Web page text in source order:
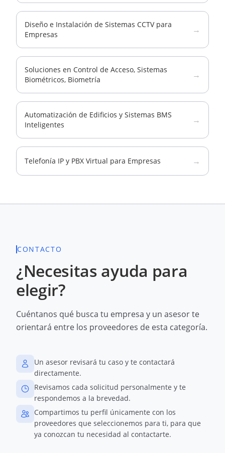
Diseño e Instalación de Sistemas CCTV para
Empresas
→
Soluciones en Control de Acceso, Sistemas
Biométricos, Biometría
→
Automatización de Edificios y Sistemas BMS
Inteligentes
→
Telefonía IP y PBX Virtual para Empresas →
CONTACTO
¿Necesitas ayuda para
elegir?
Cuéntanos qué busca tu empresa y un asesor te
orientará entre los proveedores de esta categoría.
Un asesor revisará tu caso y te contactará
directamente.
Revisamos cada solicitud personalmente y te
respondemos a la brevedad.
Compartimos tu perfil únicamente con los
proveedores que seleccionemos para ti, para que
ya conozcan tu necesidad al contactarte.